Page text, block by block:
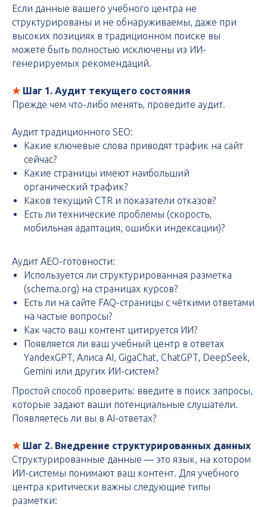
Если данные вашего учебного центра не
структурированы и не обнаруживаемы, даже при
высоких позициях в традиционном поиске вы
можете быть полностью исключены из ИИ-
генерируемых рекомендаций.
★ Шаг 1. Аудит текущего состояния
Прежде чем что-либо менять, проведите аудит.
Аудит традиционного SEO:
Какие ключевые слова приводят трафик на сайт
сейчас?
Какие страницы имеют наибольший
органический трафик?
Каков текущий CTR и показатели отказов?
Есть ли технические проблемы (скорость,
мобильная адаптация, ошибки индексации)?
Аудит AEO-готовности:
Используется ли структурированная разметка
(schema.org) на страницах курсов?
Есть ли на сайте FAQ-страницы с чёткими ответами
на частые вопросы?
Как часто ваш контент цитируется ИИ?
Появляется ли ваш учебный центр в ответах
YandexGPT, Алиса AI, GigaChat, ChatGPT, DeepSeek,
Gemini или других ИИ-систем?
Простой способ проверить: введите в поиск запросы,
которые задают ваши потенциальные слушатели.
Появляетесь ли вы в AI-ответах?
★ Шаг 2. Внедрение структурированных данных
Структурированные данные — это язык, на котором
ИИ-системы понимают ваш контент. Для учебного
центра критически важны следующие типы
разметки: